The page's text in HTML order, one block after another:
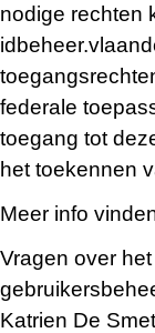
nodige rechten
federale
toegang tot
het toekennen
Meer info
Vragen over
Katrien De